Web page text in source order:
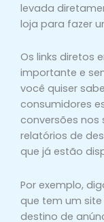
levada
loja para fazer
Os links diretos
importante e
você quiser
consumidores
conversões nos
relatórios de
que já estão
Por exemplo,
que tem um
destino de